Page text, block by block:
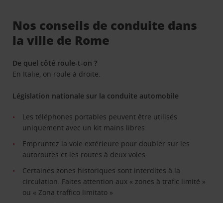
Nos conseils de conduite dans
la ville de Rome
De quel côté roule-t-on ?
En Italie, on roule à droite.
Législation nationale sur la conduite automobile
Les téléphones portables peuvent être utilisés
uniquement avec un kit mains libres
Empruntez la voie extérieure pour doubler sur les
autoroutes et les routes à deux voies
Certaines zones historiques sont interdites à la
circulation. Faites attention aux « zones à trafic limité »
ou « Zona traffico limitato »